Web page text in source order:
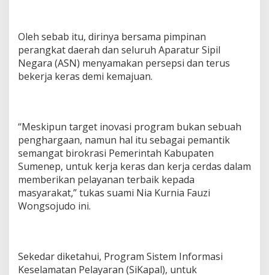
Oleh sebab itu, dirinya bersama pimpinan
perangkat daerah dan seluruh Aparatur Sipil
Negara (ASN) menyamakan persepsi dan terus
bekerja keras demi kemajuan.
“Meskipun target inovasi program bukan sebuah
penghargaan, namun hal itu sebagai pemantik
semangat birokrasi Pemerintah Kabupaten
Sumenep, untuk kerja keras dan kerja cerdas dalam
memberikan pelayanan terbaik kepada
masyarakat,” tukas suami Nia Kurnia Fauzi
Wongsojudo ini.
Sekedar diketahui, Program Sistem Informasi
Keselamatan Pelayaran (SiKapal), untuk